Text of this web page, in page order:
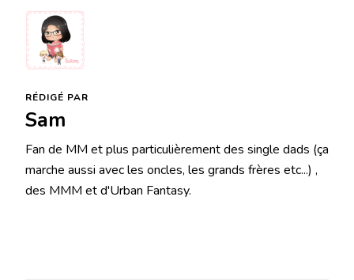
RÉDIGÉ PAR
Sam
Fan de MM et plus particulièrement des single dads (ça
marche aussi avec les oncles, les grands frères etc...) ,
des MMM et d'Urban Fantasy.